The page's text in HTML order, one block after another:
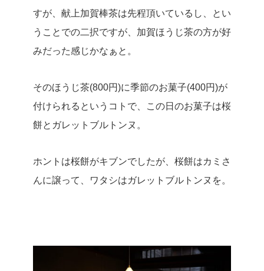
すが、献上加賀棒茶は先程頂いているし、とい
うことでの二択ですが、加賀ほうじ茶の方が好
みだった感じかなぁと。
そのほうじ茶(800円)に季節のお菓子(400円)が
付けられるというコトで、この日のお菓子は桜
餅とガレットブルトンヌ。
ホントは桜餅がキブンでしたが、桜餅はカミさ
んに譲って、ワタシはガレットブルトンヌを。